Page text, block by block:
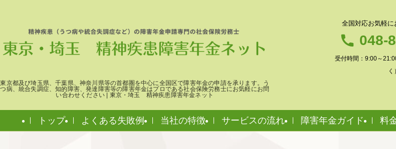
東京都及び埼玉県、千葉県、神奈川県等の首都圏を中心に全国区で障害年金の申請を承ります。う
つ病、統合失調症、知的障害、発達障害等の障害年金はプロである社会保険労務士にお気軽にお問
い合わせください | 東京・埼玉 精神疾患障害年金ネット
トップ よくある失敗例 当社の特徴 サービスの流れ 障害年金ガイド 料
全国対応お気軽
048-
受付時間：9:00～
く）